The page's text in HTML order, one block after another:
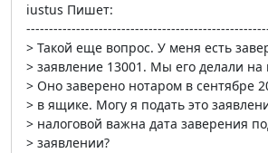
iustus Пишет:
> Такой еще вопрос. У меня есть
> заявление 13001. Мы его делали на
> Оно заверено нотаром в сентябре
> в ящике. Могу я подать это
> налоговой важна дата заверения
> заявлении?